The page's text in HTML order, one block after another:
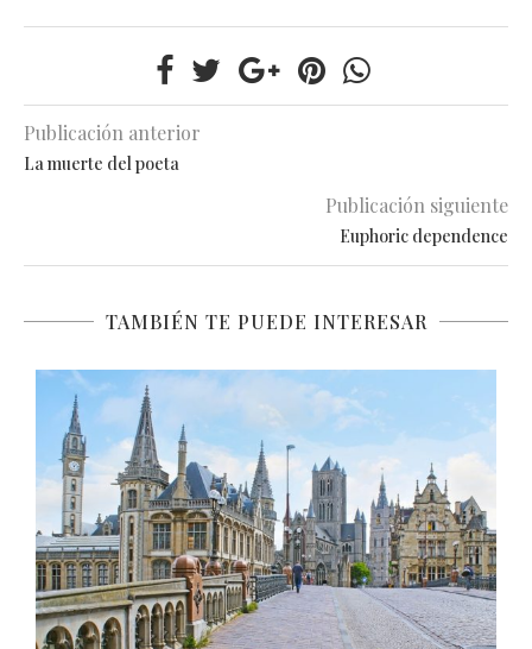
Publicación anterior
La muerte del poeta
Publicación siguiente
Euphoric dependence
TAMBIÉN TE PUEDE INTERESAR